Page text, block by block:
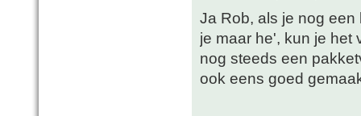
Ja Rob, als je nog
je maar he', kun je het
nog steeds een
ook eens goed